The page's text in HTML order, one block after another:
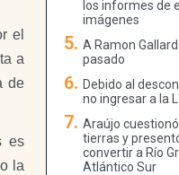
el
a
de
es
la
los informes de
imágenes
A Ramon
pasado
Debido al
no ingresar a la
Araújo
tierras y
convertir a Río
Atlántico Sur